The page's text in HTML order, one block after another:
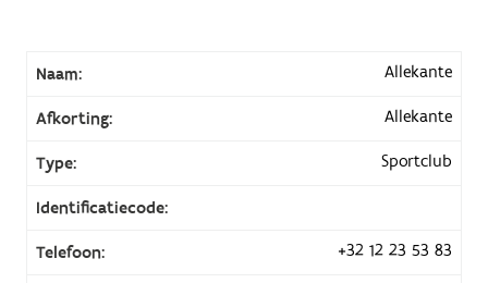
Naam: Allekante
Afkorting: Allekante
Type: Sportclub
Identificatiecode:
Telefoon: +32 12 23 53 83